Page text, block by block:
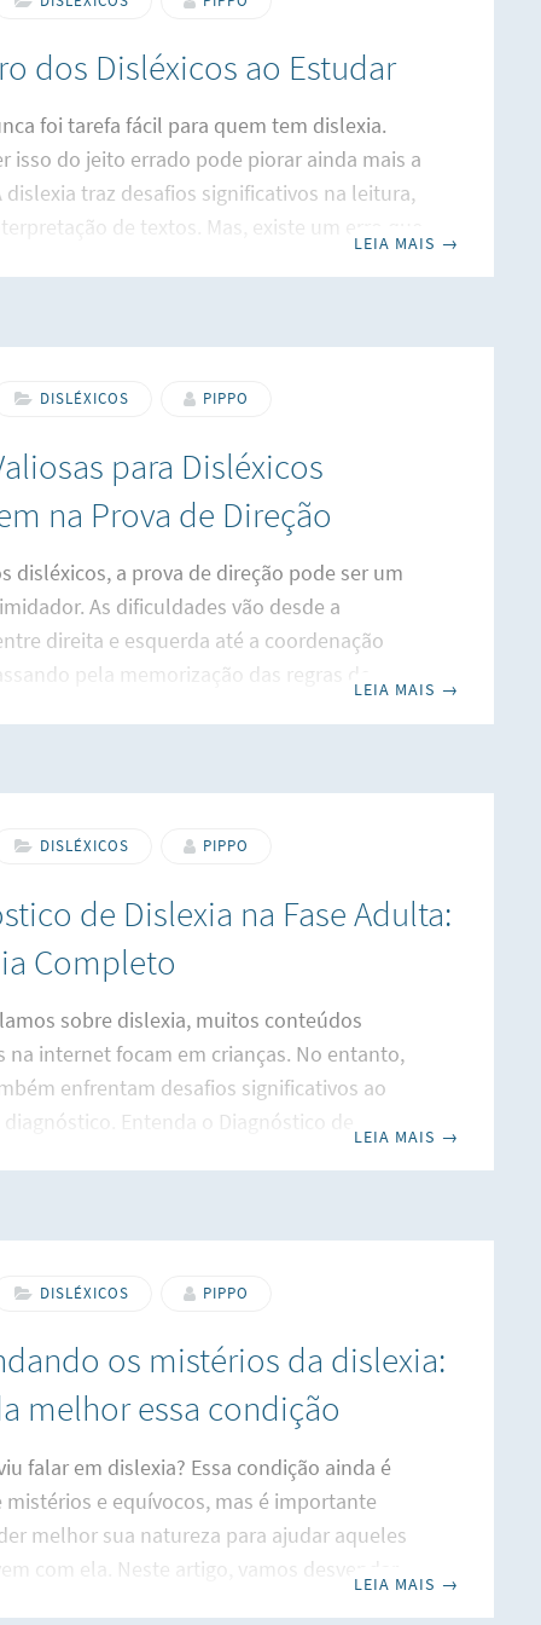
disse que não havia vaga para um “aluno
dos Disléxicos ao Estudar
foi tarefa fácil para quem tem dislexia.
isso do jeito errado pode piorar ainda mais a
dislexia traz desafios significativos na leitura,
de textos. Mas, existe um erro que
menos discutidas da dislexia é a
LEIA MAIS →
DISLÉXICOS PIPPO
para Disléxicos
na Prova de Direção
disléxicos, a prova de direção pode ser um
As dificuldades vão desde a
direita e esquerda até a coordenação
pela memorização das regras de
e conquistar sua carteira de motorista.
Prova de Direção para
LEIA MAIS →
DISLÉXICOS PIPPO
de Dislexia na Fase Adulta:
Completo
sobre dislexia, muitos conteúdos
na internet focam em crianças. No entanto,
enfrentam desafios significativos ao
Entenda o Diagnóstico de
Diagnóstico de Dislexia na Idade Adulta. Obter
Muitas pessoas passaram a vida
LEIA MAIS →
DISLÉXICOS PIPPO
os mistérios da dislexia:
melhor essa condição
falar em dislexia? Essa condição ainda é
mistérios e equívocos, mas é importante
melhor sua natureza para ajudar aqueles
com ela. Neste artigo, vamos desvendar
LEIA MAIS →